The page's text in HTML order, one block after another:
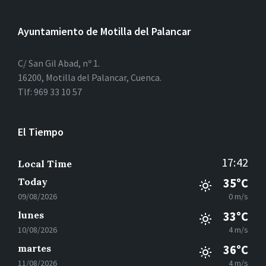
Ayuntamiento de Motilla del Palancar
C/ San Gil Abad, nº 1.
16200, Motilla del Palancar, Cuenca.
Tlf: 969 33 10 57
El Tiempo
Local Time 17:42
Today
09/08/2026
35°C
0 m/s
lunes
10/08/2026
33°C
4 m/s
martes
11/08/2026
36°C
4 m/s